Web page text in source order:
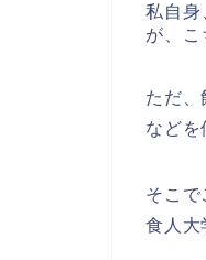
私自身
が、
ただ、
などを
そこで
食人大